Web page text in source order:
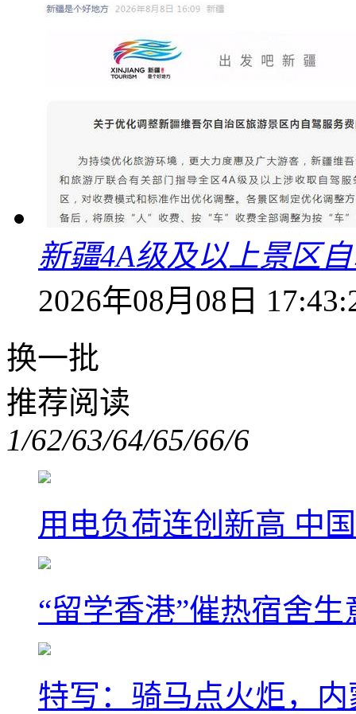
新疆4A级及以上景区
2026年08月08日
换一批
推荐阅读
1/62/63/64/65/66/6
用电负荷连创新高 中
“留学香港”催热宿舍
特写：骑马点火炬，